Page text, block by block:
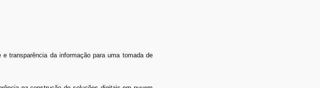
transparência da informação para uma tomada de